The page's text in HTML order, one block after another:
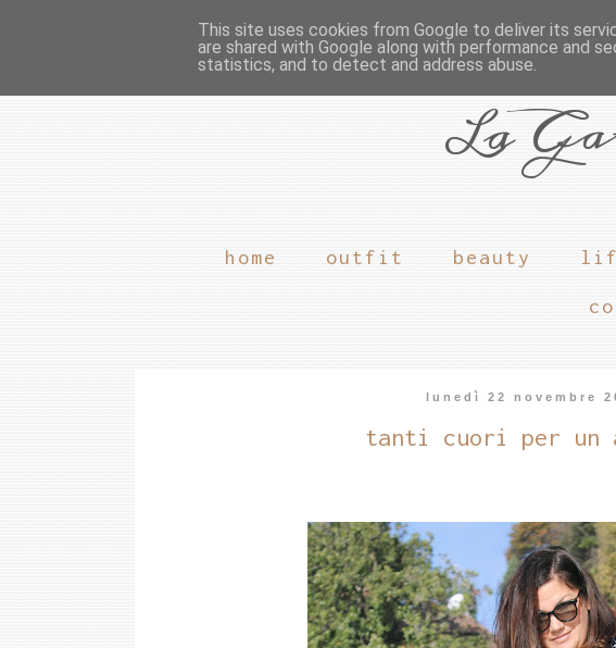
La
home outfit beauty
lunedì 22 novembre
tanti cuori per un
This site uses cookies from Google to deliver its
are shared with Google along with performance and
statistics, and to detect and address abuse.